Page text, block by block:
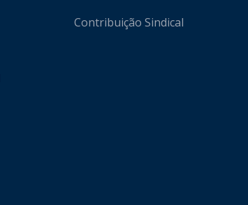
Contribuição Sindical